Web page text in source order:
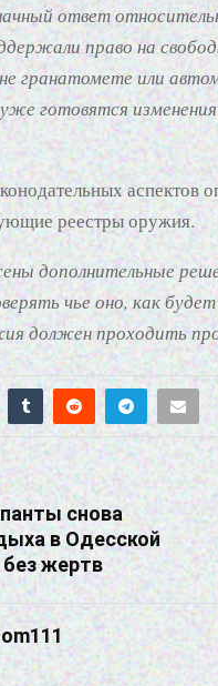
ответ
право на
гранатомете или
готовятся
аспектов
реестры оружия.
дополнительные
чье оно, как
должен проходить
снова
в Одесской
жертв